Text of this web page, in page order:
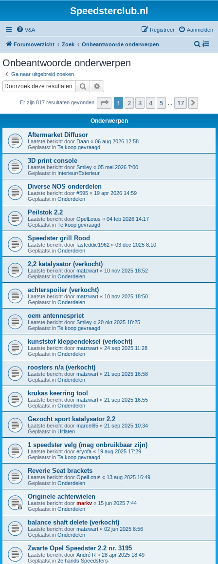
Speedsterclub.nl
V&A Aanmelden
Registreer
Forumoverzicht Zoek Onbeantwoorde onderwerpen
Z
Onbeantwoorde onderwerpen
Ga naar uitgebreid zoeken
Zoek
Er zijn 817 resultaten gevonden Pagina van 17
1 2 3 4 5 17
Onderwerpen
Aftermarket Diffusor
Laatste bericht door Daan « 06 aug 2026 12:58
Geplaatst in Te koop gevraagd
3D print console
Laatste bericht door Smiley « 05 mei 2026 7:00
Geplaatst in Interieur/Exterieur
Diverse NOS onderdelen
Laatste bericht door #595 « 19 apr 2026 14:59
Geplaatst in Onderdelen
Peilstok 2.2
Laatste bericht door OpelLotus « 04 feb 2026 14:17
Geplaatst in Te koop gevraagd
Speedster grill Rood
Laatste bericht door fasteddie1962 « 03 dec 2025 8:10
Geplaatst in Onderdelen
2,2 katalysator (verkocht)
Laatste bericht door matzwart « 10 nov 2025 18:52
Geplaatst in Onderdelen
achterspoiler (verkocht)
Laatste bericht door matzwart « 10 nov 2025 18:50
Geplaatst in Onderdelen
oem antennespriet
Laatste bericht door Smiley « 20 okt 2025 18:25
Geplaatst in Te koop gevraagd
kunststof kleppendeksel (verkocht)
Laatste bericht door matzwart « 24 sep 2025 11:28
Geplaatst in Onderdelen
roosters n/a (verkocht)
Laatste bericht door matzwart « 21 sep 2025 16:58
Geplaatst in Onderdelen
krukas keerring tool
Laatste bericht door matzwart « 21 sep 2025 16:55
Geplaatst in Onderdelen
Gezocht sport katalysator 2.2
Laatste bericht door marcel85 « 21 sep 2025 10:34
Geplaatst in Uitlaten
1 speedster velg (mag onbruikbaar zijn)
Laatste bericht door eryofa « 19 aug 2025 17:29
Geplaatst in Te koop gevraagd
Reverie Seat brackets
Laatste bericht door OpelLotus « 13 aug 2025 16:49
Geplaatst in Onderdelen
Originele achterwielen
Laatste bericht door markv « 15 jun 2025 7:44
Geplaatst in Onderdelen
balance shaft delete (verkocht)
Laatste bericht door matzwart « 02 jun 2025 8:56
Geplaatst in Onderdelen
Zwarte Opel Speedster 2.2 nr. 3195
Laatste bericht door André R « 28 apr 2025 18:49
Geplaatst in 2e hands Speedsters